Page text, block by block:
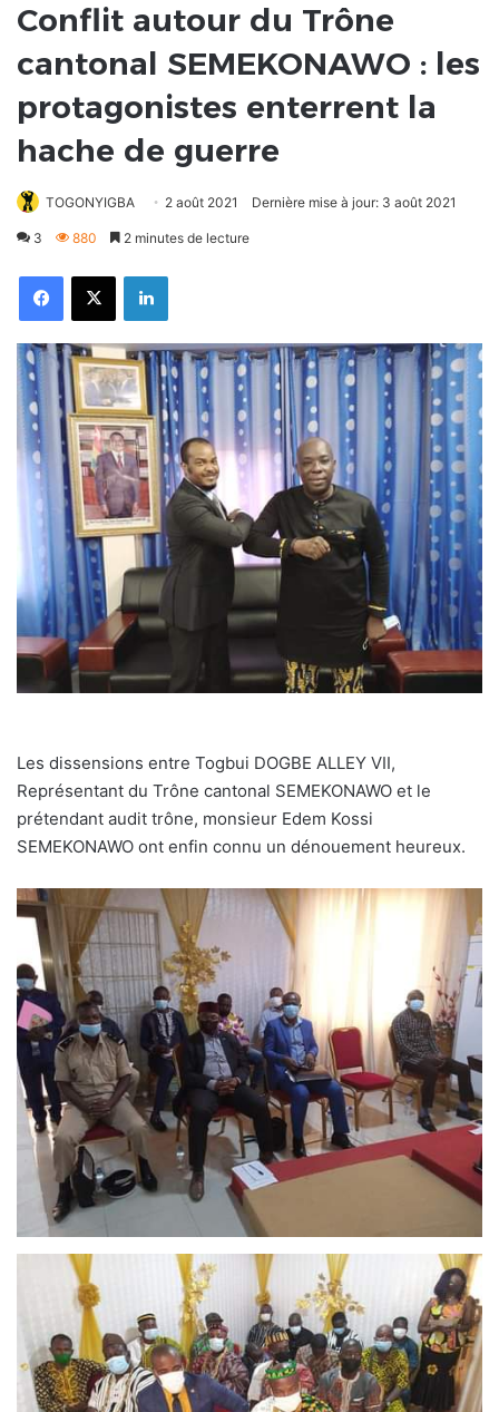
Conflit autour du Trône
cantonal SEMEKONAWO : les
protagonistes enterrent la
hache de guerre
TOGONYIGBA 2 août 2021 Dernière mise à jour: 3 août 2021
3 880 2 minutes de lecture
FacebookX Linkedin
Les dissensions entre Togbui DOGBE ALLEY VII,
Représentant du Trône cantonal SEMEKONAWO et le
prétendant audit trône, monsieur Edem Kossi
SEMEKONAWO ont enfin connu un dénouement heureux.